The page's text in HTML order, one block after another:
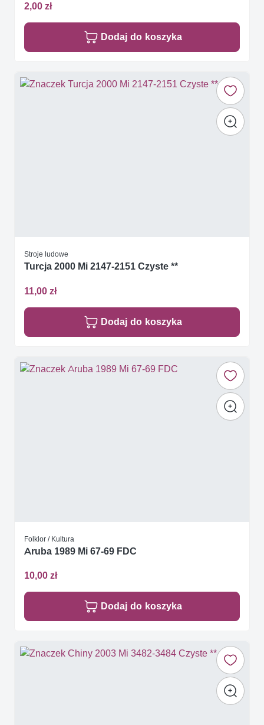
2,00 zł
Dodaj do koszyka
Stroje ludowe
Turcja 2000 Mi 2147-2151 Czyste **
11,00 zł
Dodaj do koszyka
Folklor / Kultura
Aruba 1989 Mi 67-69 FDC
10,00 zł
Dodaj do koszyka